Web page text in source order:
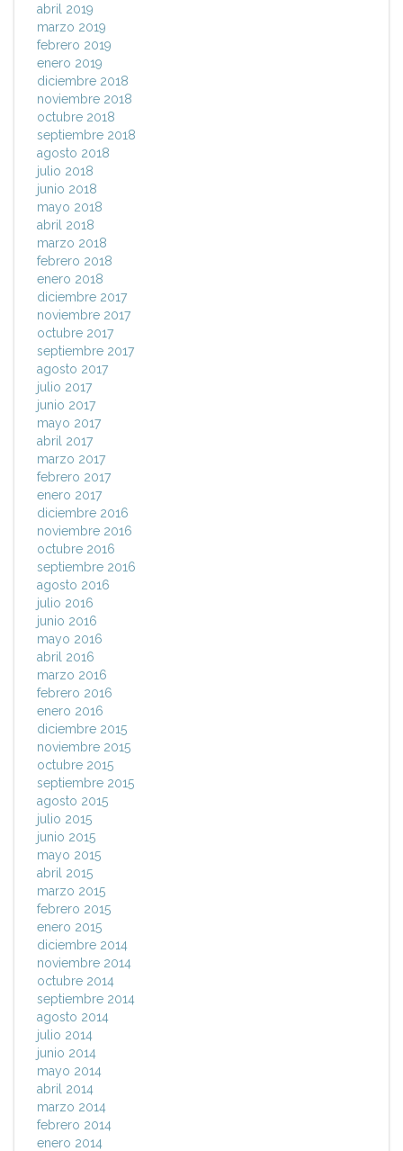
abril 2019
marzo 2019
febrero 2019
enero 2019
diciembre 2018
noviembre 2018
octubre 2018
septiembre 2018
agosto 2018
julio 2018
junio 2018
mayo 2018
abril 2018
marzo 2018
febrero 2018
enero 2018
diciembre 2017
noviembre 2017
octubre 2017
septiembre 2017
agosto 2017
julio 2017
junio 2017
mayo 2017
abril 2017
marzo 2017
febrero 2017
enero 2017
diciembre 2016
noviembre 2016
octubre 2016
septiembre 2016
agosto 2016
julio 2016
junio 2016
mayo 2016
abril 2016
marzo 2016
febrero 2016
enero 2016
diciembre 2015
noviembre 2015
octubre 2015
septiembre 2015
agosto 2015
julio 2015
junio 2015
mayo 2015
abril 2015
marzo 2015
febrero 2015
enero 2015
diciembre 2014
noviembre 2014
octubre 2014
septiembre 2014
agosto 2014
julio 2014
junio 2014
mayo 2014
abril 2014
marzo 2014
febrero 2014
enero 2014